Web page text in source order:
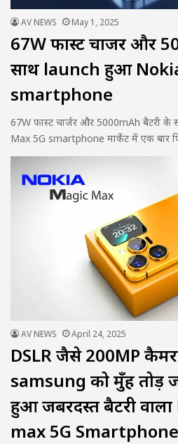
AV NEWS May 1, 2025
67W फास्ट चार्जर और
साथ launch हुआ
smartphone
67W फास्ट चार्जर और 5000mAh बैटरी
Max 5G smartphone मार्केट में एक बार
AV NEWS April 24, 2025
DSLR जैसे 200MP
samsung को मुँह तोड़
हुआ जबरदस्त बैटरी
max 5G Smartphone